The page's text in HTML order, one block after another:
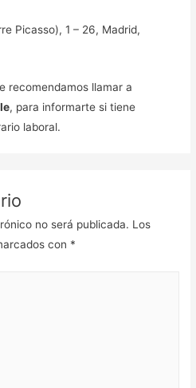
Picasso), 1 – 26, Madrid,
recomendamos llamar a
, para informarte si tiene
laboral.
no será publicada. Los
con *